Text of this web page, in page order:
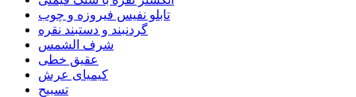
تابلو نفیس فیروزه و چوب
گردنبند و دستبند نقره
شرف الشمس
عقیق خطی
کیمیای عرش
تسبیح